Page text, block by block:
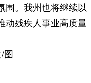
围。我州也将继续以
动残疾人事业高质量
图